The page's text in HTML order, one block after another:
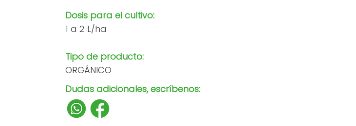
Dosis para el cultivo:
1 a 2 L/ha
Tipo de producto:
ORGÁNICO
Dudas adicionales, escríbenos: